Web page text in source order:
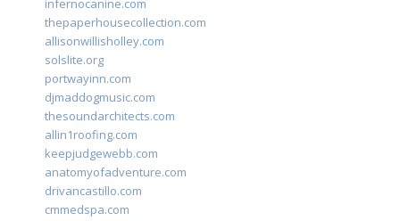
infernocanine.com
thepaperhousecollection.com
allisonwillisholley.com
solslite.org
portwayinn.com
djmaddogmusic.com
thesoundarchitects.com
allin1roofing.com
keepjudgewebb.com
anatomyofadventure.com
drivancastillo.com
cmmedspa.com